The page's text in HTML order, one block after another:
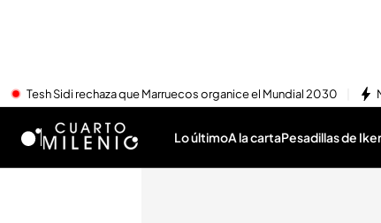
Tesh Sidi rechaza que Marruecos organice el Mundial 2030
Lo últimoA la cartaPesadillas de Iker